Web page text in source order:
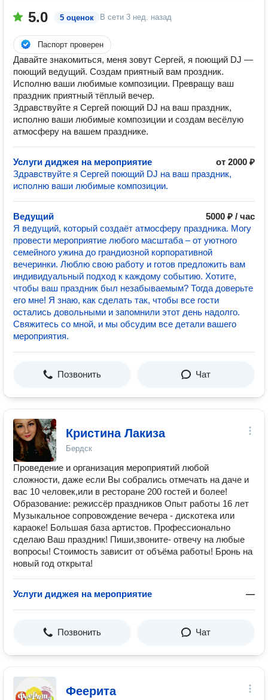
5.0 5 оценок В сети 3 нед. назад
Паспорт проверен
Давайте знакомиться, меня зовут Сергей, я поющий DJ —
поющий ведущий. Создам приятный вам проздник.
Исполню ваши любимые композиции. Превращу ваш
праздник приятный тёплый вечер.
Здравствуйте я Сергей поющий DJ на ваш праздник,
исполню ваши любимые композиции и создам весёлую
атмосферу на вашем празднике.
Услуги диджея на мероприятие
от 2000 ₽
Здравствуйте я Сергей поющий DJ на ваш праздник,
исполню ваши любимые композиции.
Ведущий
5000 ₽ / час
Я ведущий, который создаёт атмосферу праздника. Могу
провести мероприятие любого масштаба – от уютного
семейного ужина до грандиозной корпоративной
вечеринки. Люблю свою работу и готов предложить вам
индивидуальный подход к каждому событию. Хотите,
чтобы ваш праздник был незабываемым? Тогда доверьте
его мне! Я знаю, как сделать так, чтобы все гости
остались довольными и запомнили этот день надолго.
Свяжитесь со мной, и мы обсудим все детали вашего
мероприятия.
Позвонить Чат
Кристина Лакиза
Бердск
Проведение и организация мероприятий любой
сложности, даже если Вы собрались отмечать на даче и
вас 10 человек,или в ресторане 200 гостей и более!
Образование: режиссёр праздников Опыт работы 16 лет
Музыкальное сопровождение вечера - дискотека или
караоке! Большая база артистов. Профессионально
сделаю Ваш праздник! Пиши,звоните- отвечу на любые
вопросы! Стоимость зависит от объёма работы! Бронь на
новый год открыта!
Услуги диджея на мероприятие —
Позвонить Чат
Феерита